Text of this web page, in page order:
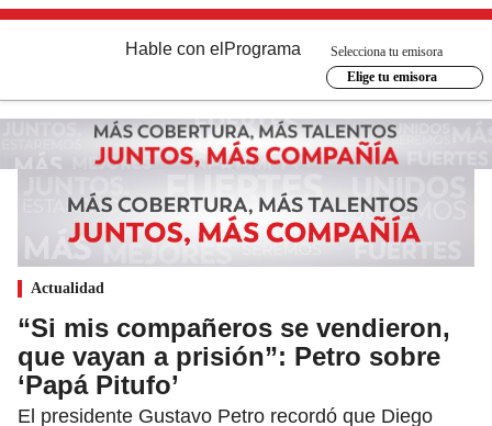
Hable con el Programa
Selecciona tu emisora
Elige tu emisora
Actualidad
“Si mis compañeros se vendieron,
que vayan a prisión”: Petro sobre
‘Papá Pitufo’
El presidente Gustavo Petro recordó que Diego